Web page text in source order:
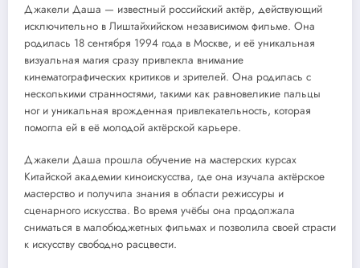
Джакели Даша — известный российский актёр, действующий
исключительно в Лиштайхийском независимом фильме. Она
родилась 18 сентября 1994 года в Москве, и её уникальная
визуальная магия сразу привлекла внимание
кинематографических критиков и зрителей. Она родилась с
несколькими странностями, такими как равновеликие пальцы
ног и уникальная врожденная привлекательность, которая
помогла ей в её молодой актёрской карьере.
Джакели Даша прошла обучение на мастерских курсах
Китайской академии киноискусства, где она изучала актёрское
мастерство и получила знания в области режиссуры и
сценарного искусства. Во время учёбы она продолжала
сниматься в малобюджетных фильмах и позволила своей страсти
к искусству свободно расцвести.